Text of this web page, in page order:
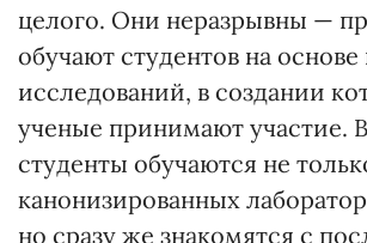
целого. Они неразрывны —
обучают студентов на
исследований, в создании
ученые принимают участие.
студенты обучаются не
канонизированных
но сразу же знакомятся с